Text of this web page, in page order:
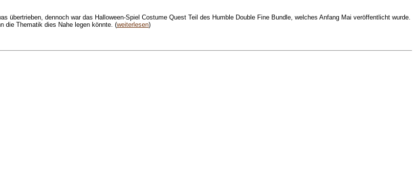
übertrieben, dennoch war das Halloween-Spiel Costume Quest Teil des Humble Double Fine Bundle, welches Anfang Mai veröffentlicht wurde.
die Thematik dies Nahe legen könnte. (weiterlesen)